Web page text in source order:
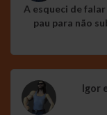
A esqueci de
pau para não
Igor